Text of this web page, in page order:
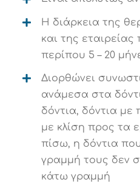
Η διάρκεια της
και της
περίπου 5 – 20
Διορθώνει
ανάμεσα στα
δόντια, δόντια με
με κλίση προς τα
πίσω, η δόντια
γραμμή τους δεν
κάτω γραμμή